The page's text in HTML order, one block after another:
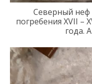
Северный неф
погребения XVII –
года.